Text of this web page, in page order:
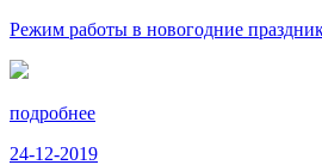
Режим работы в новогодние
подробнее
24-12-2019